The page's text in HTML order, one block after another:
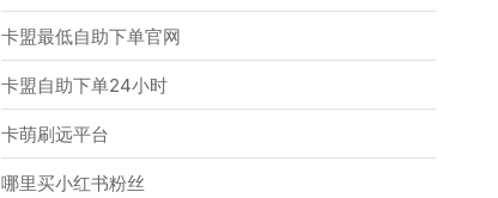
卡盟最低自助下单官网
卡盟自助下单24小时
卡萌刷远平台
哪里买小红书粉丝